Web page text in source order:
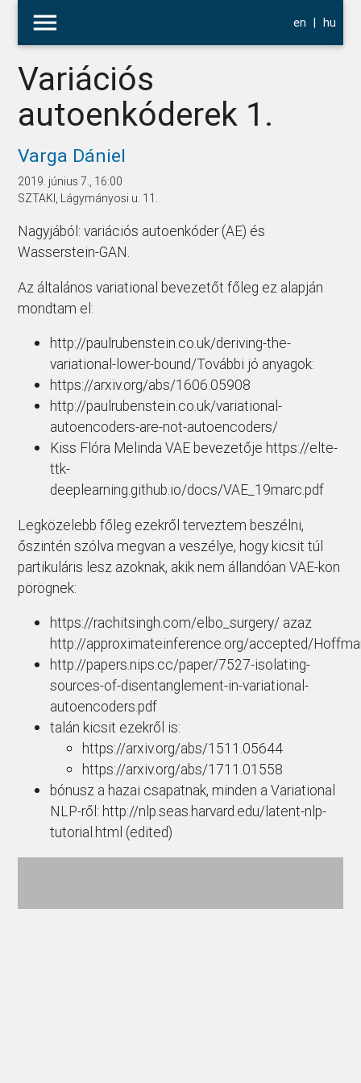
menu en | hu
Variációs
autoenkóderek 1.
Varga Dániel
2019. június 7., 16:00
SZTAKI, Lágymányosi u. 11.
Nagyjából: variációs autoenkóder (AE) és
Wasserstein-GAN.
Az általános variational bevezetőt főleg ez alapján
mondtam el:
http://paulrubenstein.co.uk/deriving-the-
variational-lower-bound/További jó anyagok:
https://arxiv.org/abs/1606.05908
http://paulrubenstein.co.uk/variational-
autoencoders-are-not-autoencoders/
Kiss Flóra Melinda VAE bevezetője https://elte-
ttk-
deeplearning.github.io/docs/VAE_19marc.pdf
Legközelebb főleg ezekről terveztem beszélni,
őszintén szólva megvan a veszélye, hogy kicsit túl
partikuláris lesz azoknak, akik nem állandóan VAE-kon
pörögnek:
https://rachitsingh.com/elbo_surgery/ azaz
http://approximateinference.org/accepted/
http://papers.nips.cc/paper/7527-isolating-
sources-of-disentanglement-in-variational-
autoencoders.pdf
talán kicsit ezekről is:
https://arxiv.org/abs/1511.05644
https://arxiv.org/abs/1711.01558
bónusz a hazai csapatnak, minden a Variational
NLP-ről: http://nlp.seas.harvard.edu/latent-nlp-
tutorial.html (edited)